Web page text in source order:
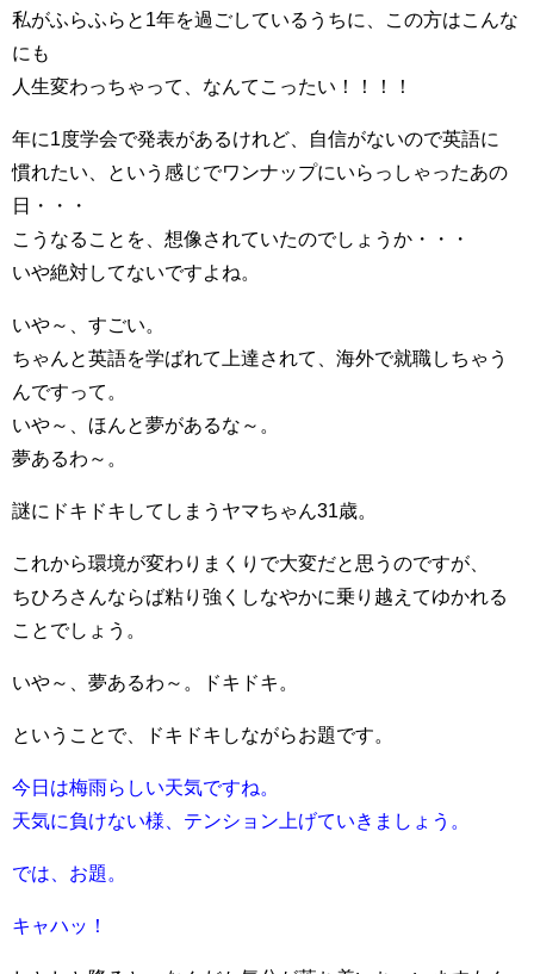
私がふらふらと1年を過ごしているうちに、この方はこんな
にも
人生変わっちゃって、なんてこったい！！！！
年に1度学会で発表があるけれど、自信がないので英語に
慣れたい、という感じでワンナップにいらっしゃったあの
日・・・
こうなることを、想像されていたのでしょうか・・・
いや絶対してないですよね。
いや～、すごい。
ちゃんと英語を学ばれて上達されて、海外で就職しちゃう
んですって。
いや～、ほんと夢があるな～。
夢あるわ～。
謎にドキドキしてしまうヤマちゃん31歳。
これから環境が変わりまくりで大変だと思うのですが、
ちひろさんならば粘り強くしなやかに乗り越えてゆかれる
ことでしょう。
いや～、夢あるわ～。ドキドキ。
ということで、ドキドキしながらお題です。
今日は梅雨らしい天気ですね。
天気に負けない様、テンション上げていきましょう。
では、お題。
キャハッ！